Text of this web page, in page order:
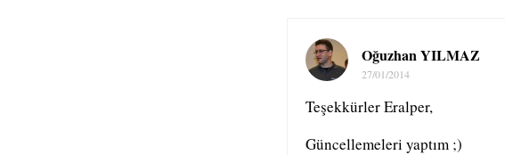
Oğuzhan YILMAZ
27/01/2014
Teşekkürler Eralper,
Güncellemeleri yaptım ;)